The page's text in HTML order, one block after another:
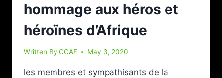
hommage aux héros et
héroïnes d’Afrique
Written By CCAF May 3, 2020
les membres et sympathisants de la